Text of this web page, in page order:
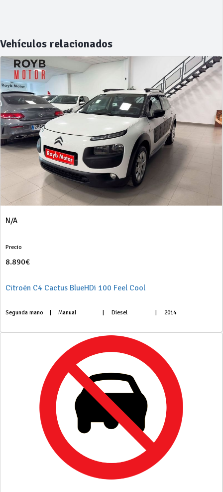
Vehículos relacionados
N/A
Precio
8.890€
Citroën C4 Cactus BlueHDi 100 Feel Cool
Segunda mano Manual Diesel 2014